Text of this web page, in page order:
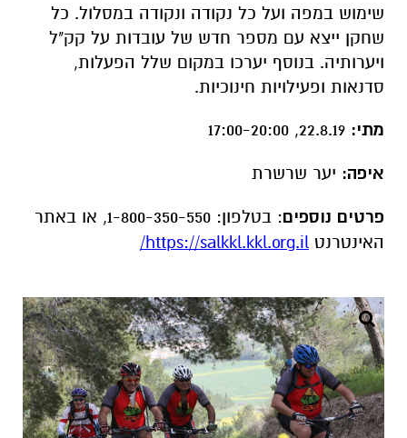
שימוש במפה ועל כל נקודה ונקודה במסלול. כל
שחקן ייצא עם מספר חדש של עובדות על קק"ל
ויערותיה. בנוסף יערכו במקום שלל הפעלות,
סדנאות ופעילויות חינוכיות.
מתי: 22.8.19, 17:00-20:00
איפה: יער שרשרת
פרטים נוספים
: בטלפון: 1-800-350-550, או באתר
האינטרנט https://salkkl.kkl.org.il/